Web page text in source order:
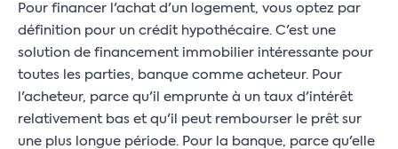
Pour financer l'achat d'un logement, vous optez par
définition pour un crédit hypothécaire. C'est une
solution de financement immobilier intéressante pour
toutes les parties, banque comme acheteur. Pour
l'acheteur, parce qu'il emprunte à un taux d'intérêt
relativement bas et qu'il peut rembourser le prêt sur
une plus longue période. Pour la banque, parce qu'elle